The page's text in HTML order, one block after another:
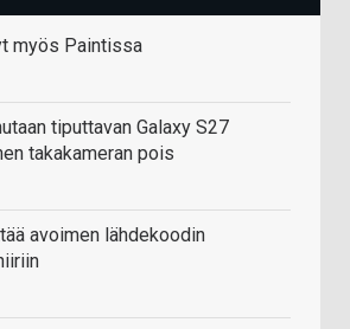
myös Paintissa
tiputtavan Galaxy S27
takakameran pois
avoimen lähdekoodin